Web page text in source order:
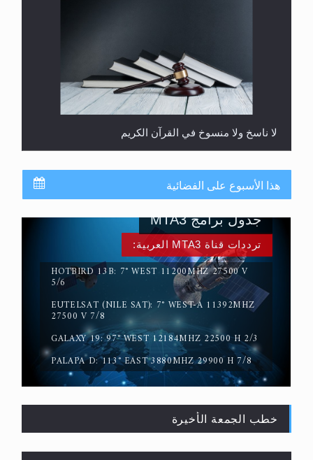
لا ناسخ ولا منسوخ في القرآن الكريم
المفهوم الحقيقي للجهاد الإسلامي..
هذا الأسبوع على الفضائية
ترددات قناة MTA3 العربية:
HOTBIRD 13B: 7° WEST 11200MHZ 27500 V
5/6
EUTELSAT (NILE SAT): 7° WEST-A 11392MHZ
27500 V 7/8
GALAXY 19: 97° WEST 12184MHZ 22500 H 2/3
PALAPA D: 113° EAST 3880MHZ 29900 H 7/8
جدول برامج MTA3
خطب الجمعة الأخيرة